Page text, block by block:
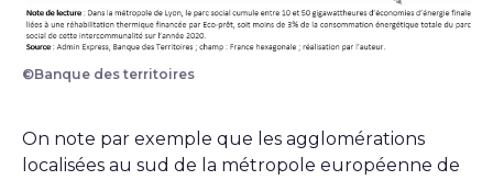
Carte de France sur la Réhabilitation thermique
©Banque des territoires
On note par exemple que les agglomérations
localisées au sud de la métropole européenne de